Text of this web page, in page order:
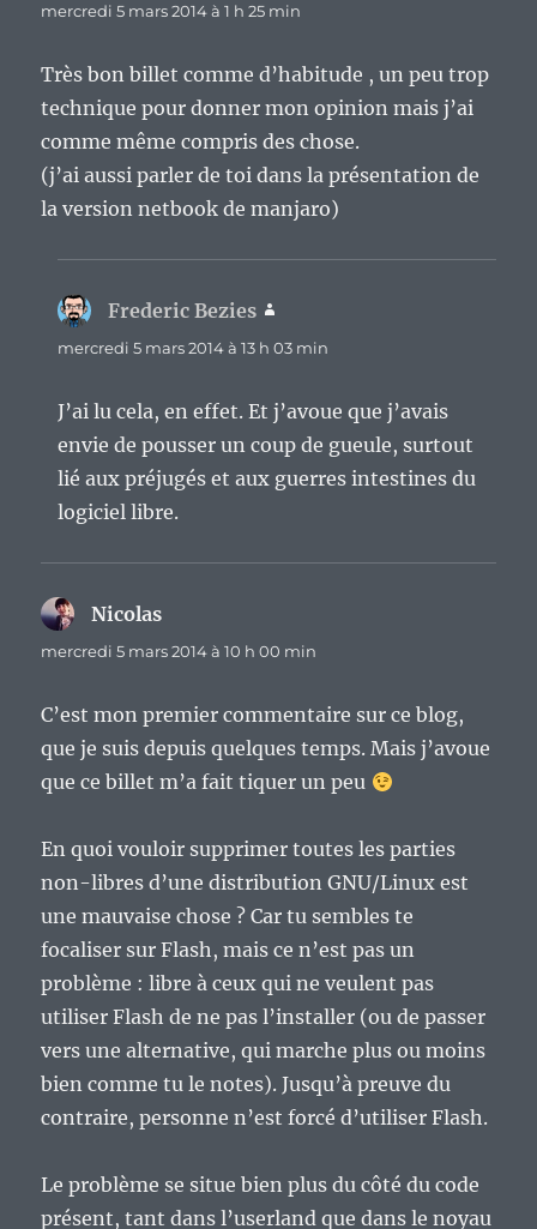
mercredi 5 mars 2014 à 1 h 25 min
Très bon billet comme d’habitude , un peu trop
technique pour donner mon opinion mais j’ai
comme même compris des chose.
(j’ai aussi parler de toi dans la présentation de
la version netbook de manjaro)
Frederic Bezies
mercredi 5 mars 2014 à 13 h 03 min
J’ai lu cela, en effet. Et j’avoue que j’avais
envie de pousser un coup de gueule, surtout
lié aux préjugés et aux guerres intestines du
logiciel libre.
Nicolas
mercredi 5 mars 2014 à 10 h 00 min
C’est mon premier commentaire sur ce blog,
que je suis depuis quelques temps. Mais j’avoue
que ce billet m’a fait tiquer un peu
En quoi vouloir supprimer toutes les parties
non-libres d’une distribution GNU/Linux est
une mauvaise chose ? Car tu sembles te
focaliser sur Flash, mais ce n’est pas un
problème : libre à ceux qui ne veulent pas
utiliser Flash de ne pas l’installer (ou de passer
vers une alternative, qui marche plus ou moins
bien comme tu le notes). Jusqu’à preuve du
contraire, personne n’est forcé d’utiliser Flash.
Le problème se situe bien plus du côté du code
présent, tant dans l’userland que dans le noyau